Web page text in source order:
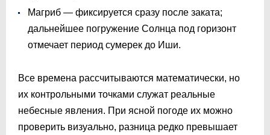
Магриб — фиксируется сразу после заката;
дальнейшее погружение Солнца под горизонт
отмечает период сумерек до Иши.
Все времена рассчитываются математически, но
их контрольными точками служат реальные
небесные явления. При ясной погоде их можно
проверить визуально, разница редко превышает